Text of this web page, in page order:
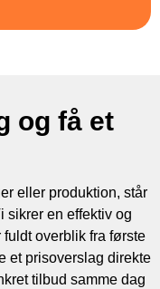
og få et
eller produktion, står
sikrer en effektiv og
overblik fra første
et prisoverslag direkte
tilbud samme dag